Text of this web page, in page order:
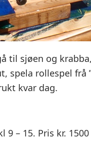
til sjøen og
spela rollespel frå
kvar dag.
9 – 15. Pris kr. 1500